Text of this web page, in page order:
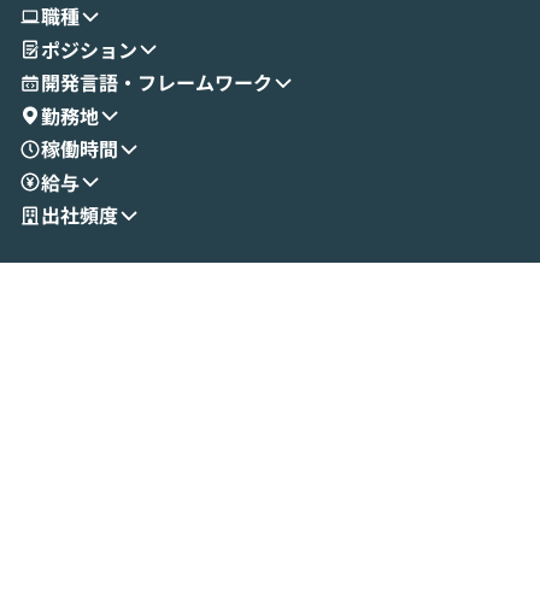
せいただきます。数分でワークフローが完
成する手軽さや、Gmail等の外部サービス
とセキュアに連携できるポイントなど、実
演を通じて具体的なイメージをお届けしま
す。 後半のディスカッションでは、セキュ
リティの考え方や社内導入の進め方など、
現場目線でさらに深掘りしていきます。
「自分の業務をAIで自動化してみたいけ
いう方にこそ参加いただきたいイベントで
職種
ポジション
開発言語・フレームワーク
勤務地
稼働時間
給与
出社頻度